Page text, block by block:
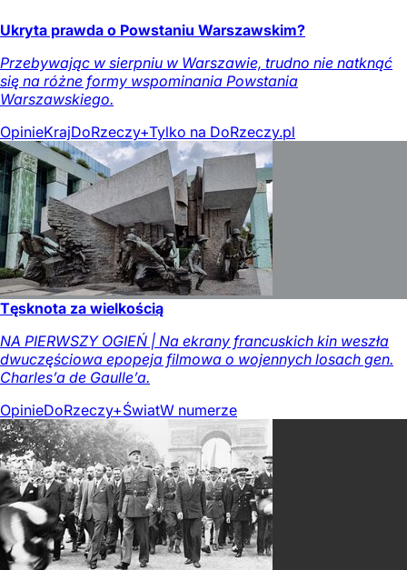
Ukryta prawda o Powstaniu Warszawskim?
Przebywając w sierpniu w Warszawie, trudno nie natknąć
się na różne formy wspominania Powstania
Warszawskiego.
OpinieKrajDoRzeczy+Tylko na DoRzeczy.pl
Tęsknota za wielkością
NA PIERWSZY OGIEŃ | Na ekrany francuskich kin weszła
dwuczęściowa epopeja filmowa o wojennych losach gen.
Charles’a de Gaulle’a.
OpinieDoRzeczy+ŚwiatW numerze